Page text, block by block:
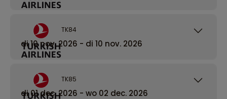
TK84
di 10 nov. 2026 - di 10 nov. 2026
TK85
di 01 dec. 2026 - wo 02 dec. 2026